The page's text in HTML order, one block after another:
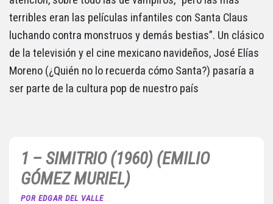
terribles eran las películas infantiles con Santa Claus
luchando contra monstruos y demás bestias”. Un clásico
de la televisión y el cine mexicano navideños, José Elías
Moreno (¿Quién no lo recuerda cómo Santa?) pasaría a
ser parte de la cultura pop de nuestro país
1 – SIMITRIO (1960) (EMILIO
GÓMEZ MURIEL)
POR EDGAR DEL VALLE